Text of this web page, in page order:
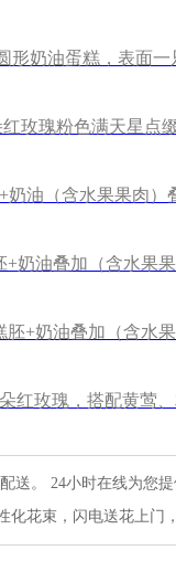
形奶油蛋糕，表面一
红玫瑰粉色满天星点
奶油（含水果果肉）
+奶油叠加（含水果
胚+奶油叠加（含水
红玫瑰，搭配黄莺
。 24小时在线为
花束，闪电送花上门